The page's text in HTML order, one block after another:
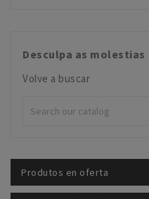
Desculpa as molestias
Volve a buscar
Produtos en oferta